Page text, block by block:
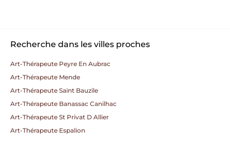
Recherche dans les villes proches
Art-Thérapeute Peyre En Aubrac
Art-Thérapeute Mende
Art-Thérapeute Saint Bauzile
Art-Thérapeute Banassac Canilhac
Art-Thérapeute St Privat D Allier
Art-Thérapeute Espalion